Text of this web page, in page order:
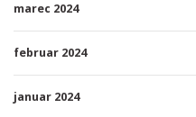
marec 2024
februar 2024
januar 2024